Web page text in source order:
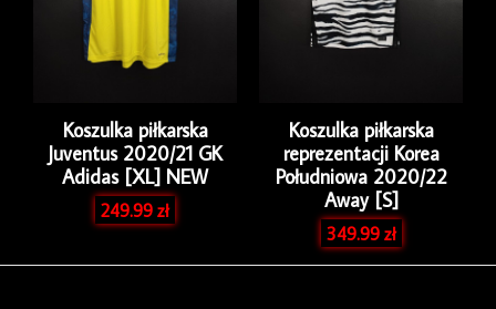
Koszulka piłkarska
Juventus 2020/21 GK
Adidas [XL] NEW
249.99zł
Koszulka piłkarska
reprezentacji Korea
Południowa 2020/22
Away [S]
349.99zł